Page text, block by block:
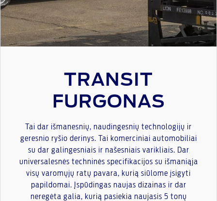
TRANSIT
FURGONAS
Tai dar išmanesnių, naudingesnių technologijų ir
geresnio ryšio derinys. Tai komerciniai automobiliai
su dar galingesniais ir našesniais varikliais. Dar
universalesnės techninės specifikacijos su išmaniąja
visų varomųjų ratų pavara, kurią siūlome įsigyti
papildomai. Įspūdingas naujas dizainas ir dar
neregėta galia, kurią pasiekia naujasis 5 tonų